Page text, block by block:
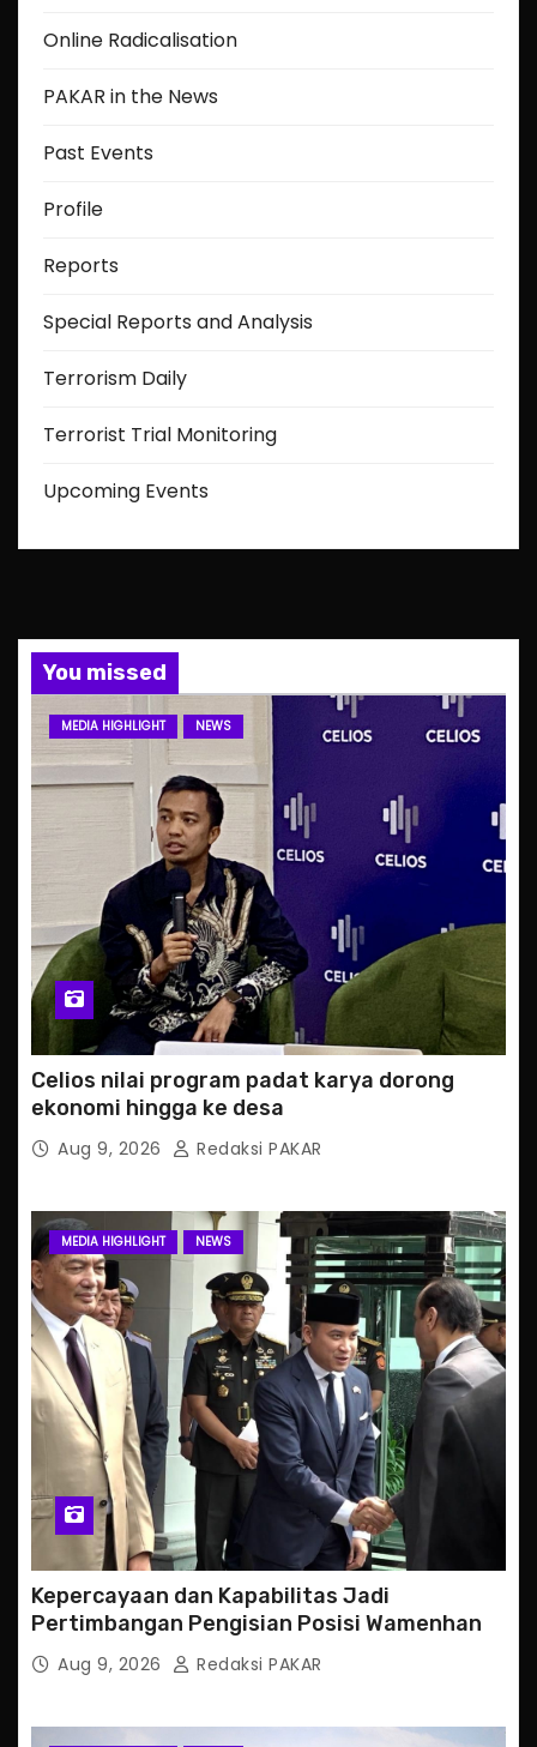
o
Online Radicalisation
PAKAR in the News
Past Events
Profile
Reports
Special Reports and Analysis
Terrorism Daily
Terrorist Trial Monitoring
Upcoming Events
You missed
MEDIA HIGHLIGHT NEWS
Celios nilai program padat karya dorong
ekonomi hingga ke desa
Aug 9, 2026 Redaksi PAKAR
MEDIA HIGHLIGHT NEWS
Kepercayaan dan Kapabilitas Jadi
Pertimbangan Pengisian Posisi Wamenhan
Aug 9, 2026 Redaksi PAKAR